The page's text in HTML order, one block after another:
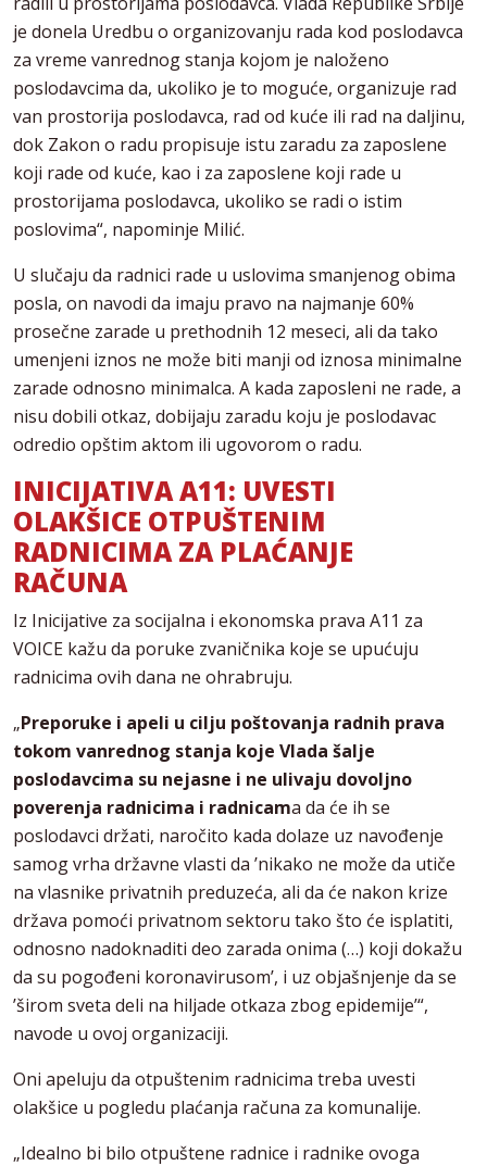
je donela Uredbu o organizovanju rada kod poslodavca
za vreme vanrednog stanja kojom je naloženo
poslodavcima da, ukoliko je to moguće, organizuje rad
van prostorija poslodavca, rad od kuće ili rad na daljinu,
dok Zakon o radu propisuje istu zaradu za zaposlene
koji rade od kuće, kao i za zaposlene koji rade u
prostorijama poslodavca, ukoliko se radi o istim
poslovima“, napominje Milić.
U slučaju da radnici rade u uslovima smanjenog obima
posla, on navodi da imaju pravo na najmanje 60%
prosečne zarade u prethodnih 12 meseci, ali da tako
umenjeni iznos ne može biti manji od iznosa minimalne
zarade odnosno minimalca. A kada zaposleni ne rade, a
nisu dobili otkaz, dobijaju zaradu koju je poslodavac
odredio opštim aktom ili ugovorom o radu.
INICIJATIVA A11: UVESTI
OLAKŠICE OTPUŠTENIM
RADNICIMAZA PLAĆANJE
RAČUNA
Iz Inicijative za socijalna i ekonomska prava A11 za
VOICE kažu da poruke zvaničnika koje se upućuju
radnicima ovih dana ne ohrabruju.
„Preporuke i apeli u cilju poštovanja radnih prava
tokom vanrednog stanja koje Vlada šalje
poslodavcima su nejasne i ne ulivaju dovoljno
poverenja radnicima i radnicama da će ih se
poslodavci držati, naročito kada dolaze uz navođenje
samog vrha državne vlasti da ’nikako ne može da utiče
na vlasnike privatnih preduzeća, ali da će nakon krize
država pomoći privatnom sektoru tako što će isplatiti,
odnosno nadoknaditi deo zarada onima (…) koji dokažu
da su pogođeni koronavirusom’, i uz objašnjenje da se
’širom sveta deli na hiljade otkaza zbog epidemije’“,
navode u ovoj organizaciji.
Oni apeluju da otpuštenim radnicima treba uvesti
olakšice u pogledu plaćanja računa za komunalije.
„Idealno bi bilo otpuštene radnice i radnike ovoga